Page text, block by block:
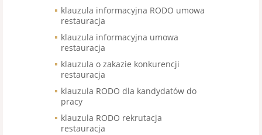
klauzula informacyjna RODO umowa
restauracja
klauzula informacyjna umowa
restauracja
klauzula o zakazie konkurencji
restauracja
klauzula RODO dla kandydatów do
pracy
klauzula RODO rekrutacja
restauracja